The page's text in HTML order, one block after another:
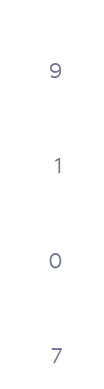
9
1
0
7